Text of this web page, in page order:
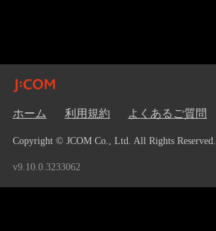
ホーム 利用規約 よくあるご質問
Copyright © JCOM Co., Ltd. All Rights Reserved.
v9.10.0.3233062